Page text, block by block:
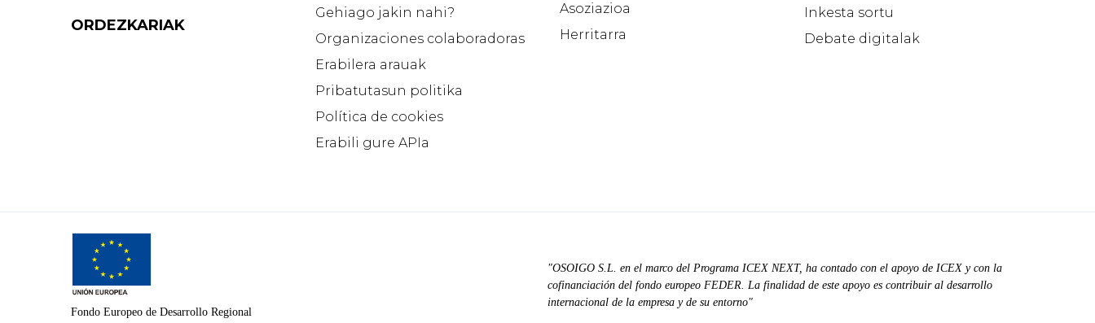
ORDEZKARIAK
Gehiago jakin nahi?
Organizaciones colaboradoras
Erabilera arauak
Pribatutasun politika
Política de cookies
Erabili gure APIa
Asoziazioa
Herritarra
Inkesta sortu
Debate digitalak
Fondo Europeo de Desarrollo Regional
"OSOIGO S.L. en el marco del Programa ICEX NEXT, ha contado con el apoyo de ICEX y con la
cofinanciación del fondo europeo FEDER. La finalidad de este apoyo es contribuir al desarrollo
internacional de la empresa y de su entorno"